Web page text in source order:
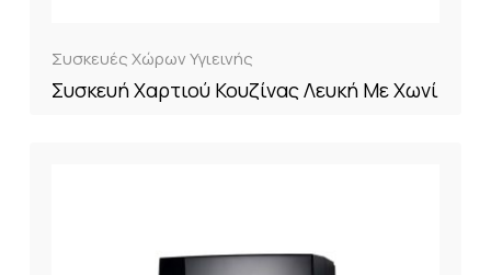
Συσκευές Χώρων Υγιεινής
Συσκευή Χαρτιού Κουζίνας Λευκή Με Χωνί